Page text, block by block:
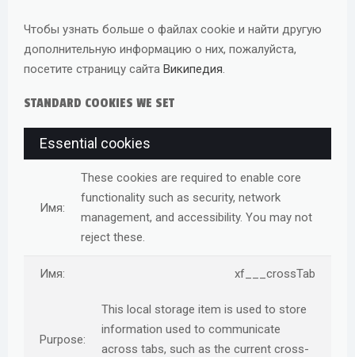
Чтобы узнать больше о файлах cookie и найти другую
дополнительную информацию о них, пожалуйста,
посетите страницу сайта Википедия.
STANDARD COOKIES WE SET
Essential cookies
These cookies are required to enable core
functionality such as security, network
management, and accessibility. You may not
reject these.
xf___crossTab
This local storage item is used to store
information used to communicate
across tabs, such as the current cross-